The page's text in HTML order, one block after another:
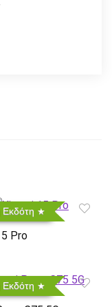
Εκδότη
Pro
Εκδότη